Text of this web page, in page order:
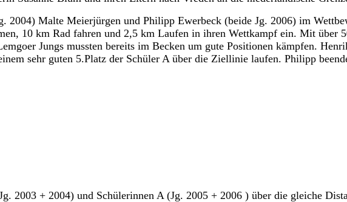
2004) Malte Meierjürgen und Philipp Ewerbeck (beide Jg. 2006) im
10 km Rad fahren und 2,5 km Laufen in ihren Wettkampf ein. Mit über
Jungs mussten bereits im Becken um gute Positionen kämpfen.
sehr guten 5.Platz der Schüler A über die Ziellinie laufen. Philipp
2003 + 2004) und Schülerinnen A (Jg. 2005 + 2006 ) über die gleiche